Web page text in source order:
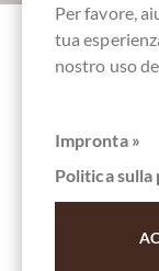
Altri clienti
Per favore,
tua
nostro uso
Impronta »
Politica sulla